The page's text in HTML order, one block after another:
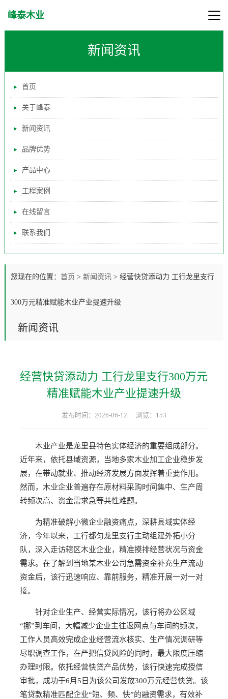
峰泰木业
新闻资讯
首页
关于峰泰
新闻资讯
品牌优势
产品中心
工程案例
在线留言
联系我们
您现在的位置： 首页 > 新闻资讯> 经营快贷添动力 工行龙里支行
300万元精准赋能木业产业提速升级
新闻资讯
经营快贷添动力 工行龙里支行300万元
精准赋能木业产业提速升级
发布时间：2026-06-12 浏览：153
木业产业是龙里县特色实体经济的重要组成部分。
近年来，依托县域资源，当地多家木业加工企业稳步发
展，在带动就业、推动经济发展方面发挥着重要作用。
然而，木业企业普遍存在原材料采购时间集中、生产周
转频次高、资金需求急等共性难题。
为精准破解小微企业融资痛点，深耕县域实体经
济，今年以来，工行都匀龙里支行主动组建外拓小分
队，深入走访辖区木业企业，精准摸排经营状况与资金
需求。在了解到当地某木业公司急需资金补充生产流动
资金后，该行迅速响应、靠前服务，精准开展一对一对
接。
针对企业生产、经营实际情况，该行将办公区域
“挪”到车间，大幅减少企业主往返网点与车间的频次，
工作人员高效完成企业经营流水核实、生产情况调研等
尽职调查工作，在严把信贷风险的同时，最大限度压缩
办理时限。依托经营快贷产品优势，该行快速完成授信
审批，成功于6月5日为该公司发放300万元经营快贷。该
笔贷款精准匹配企业“短、频、快”的融资需求，有效补